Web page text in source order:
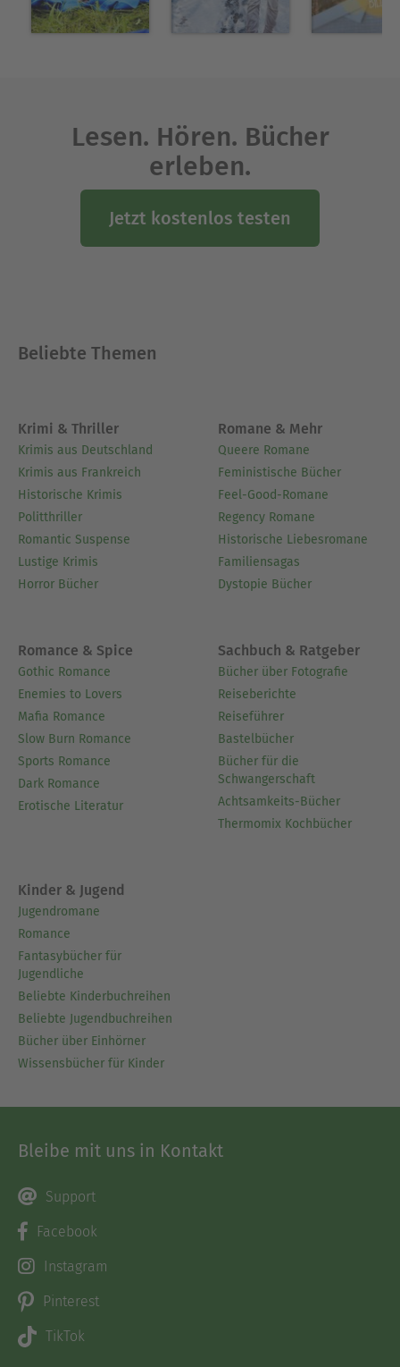
Lesen. Hören. Bücher
erleben.
Jetzt kostenlos testen
Beliebte Themen
Krimi & Thriller
Krimis aus Deutschland
Krimis aus Frankreich
Historische Krimis
Politthriller
Romantic Suspense
Lustige Krimis
Horror Bücher
Romane & Mehr
Queere Romane
Feministische Bücher
Feel-Good-Romane
Regency Romane
Historische Liebesromane
Familiensagas
Dystopie Bücher
Romance & Spice
Gothic Romance
Enemies to Lovers
Mafia Romance
Slow Burn Romance
Sports Romance
Dark Romance
Erotische Literatur
Sachbuch & Ratgeber
Bücher über Fotografie
Reiseberichte
Reiseführer
Bastelbücher
Bücher für die
Schwangerschaft
Achtsamkeits-Bücher
Thermomix Kochbücher
Kinder & Jugend
Jugendromane
Romance
Fantasybücher für
Jugendliche
Beliebte Kinderbuchreihen
Beliebte Jugendbuchreihen
Bücher über Einhörner
Wissensbücher für Kinder
Bleibe mit uns in Kontakt
Support
Facebook
Instagram
Pinterest
TikTok